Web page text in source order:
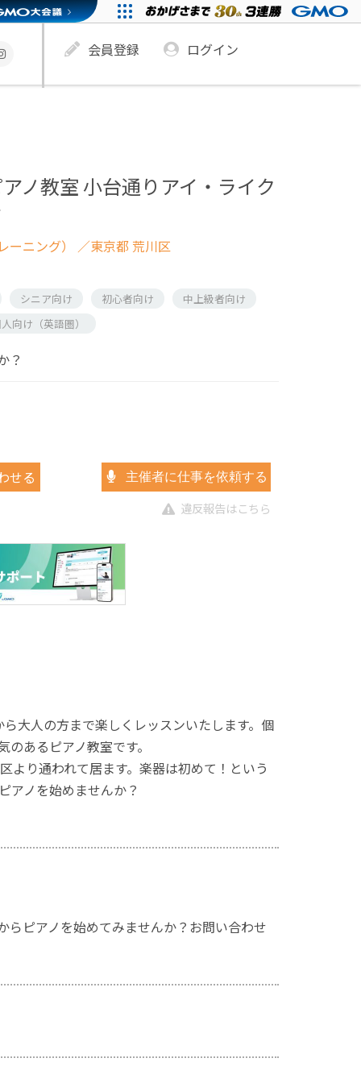
会員登録 ログイン
ノ教室 小台通りアイ・ライク
ニング） ／東京都 荒川区
シニア向け 初心者向け
中上級者向け
向け（英語圏）
？
せる 主催者に仕事を依頼する
違反報告はこちら
大人の方まで楽しくレッスンいたします。個
あるピアノ教室です。
より通われて居ます。楽器は初めて！という
アノを始めませんか？
らピアノを始めてみませんか？お問い合わせ